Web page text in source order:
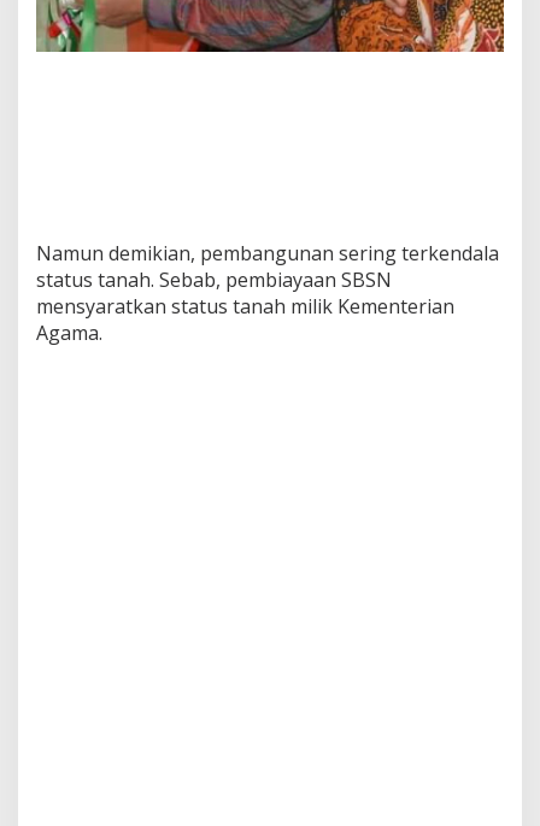
Namun demikian, pembangunan sering terkendala
status tanah. Sebab, pembiayaan SBSN
mensyaratkan status tanah milik Kementerian
Agama.